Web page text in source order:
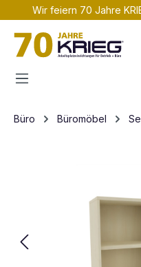
Zum Hauptinhalt springen
Wir feiern 70 Jahre
Büro Büromöbel